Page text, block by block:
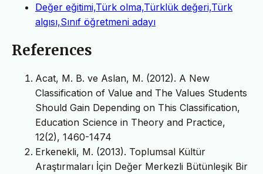
Değer eğitimi,Türk olma,Türklük değeri,Türk
algısı,Sınıf öğretmeni adayı
References
Acat, M. B. ve Aslan, M. (2012). A New
Classification of Value and The Values Students
Should Gain Depending on This Classification,
Education Science in Theory and Practice,
12(2), 1460-1474
Erkenekli, M. (2013). Toplumsal Kültür
Araştırmaları İçin Değer Merkezli Bütünleşik Bir